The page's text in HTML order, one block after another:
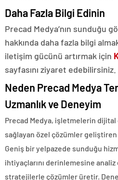
Daha Fazla Bilgi Edinin
Precad Medya’nın sunduğu
hakkında daha fazla bilgi
iletişim gücünü artırmak için
sayfasını ziyaret edebilirsiniz.
Neden Precad Medya
Uzmanlık ve Deneyim
Precad Medya, işletmelerin dijital
sağlayan özel çözümler geliştiren
Geniş bir yelpazede sunduğu
ihtiyaçlarını derinlemesine
stratejilerle çözümler üretir.